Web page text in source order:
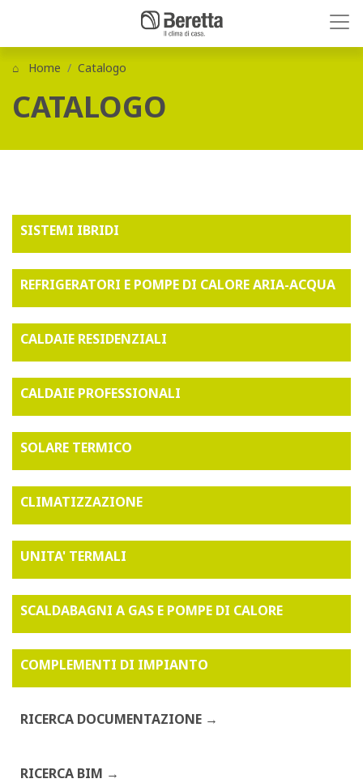
Home Catalogo
CATALOGO
SISTEMI IBRIDI
REFRIGERATORI E POMPE DI CALORE ARIA-ACQUA
CALDAIE RESIDENZIALI
CALDAIE PROFESSIONALI
SOLARE TERMICO
CLIMATIZZAZIONE
UNITA' TERMALI
SCALDABAGNI A GAS E POMPE DI CALORE
COMPLEMENTI DI IMPIANTO
RICERCA DOCUMENTAZIONE
RICERCA BIM